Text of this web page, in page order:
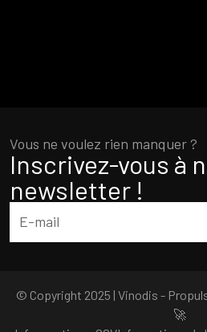
Vous ne voulez rien manquer ?
Inscrivez-vous à
newsletter !
© Copyright 2025 | Vinodis -
🚀